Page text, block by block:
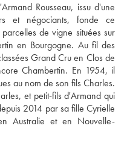
Rousseau, issu d'une
et négociants, fonde ce
de vigne situées sur
en Bourgogne. Au fil des
Grand Cru en Clos de
Chambertin. En 1954, il
au nom de son fils Charles.
et petit-fils d'Armand qui
2014 par sa fille Cyrielle
Australie et en Nouvelle-